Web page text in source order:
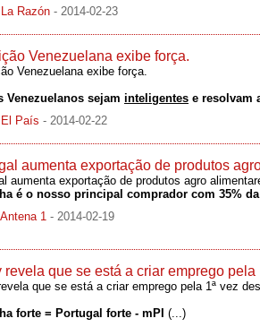
La Razón - 2014-02-23
Venezuelana exibe força.
Venezuelana exibe força.
Venezuelanos sejam inteligentes e resolvam
El País - 2014-02-22
aumenta exportação de produtos
aumenta exportação de produtos agro
é o nosso principal comprador com 35%
Antena 1 - 2014-02-19
revela que se está a criar emprego pela
que se está a criar emprego pela 1ª vez
forte = Portugal forte - mPI (...)